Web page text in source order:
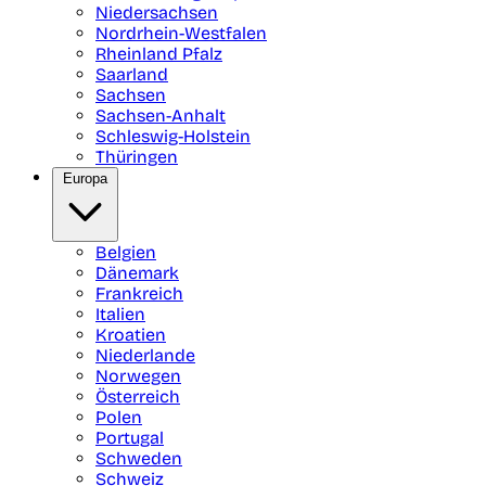
Niedersachsen
Nordrhein-Westfalen
Rheinland Pfalz
Saarland
Sachsen
Sachsen-Anhalt
Schleswig-Holstein
Thüringen
Europa
Belgien
Dänemark
Frankreich
Italien
Kroatien
Niederlande
Norwegen
Österreich
Polen
Portugal
Schweden
Schweiz